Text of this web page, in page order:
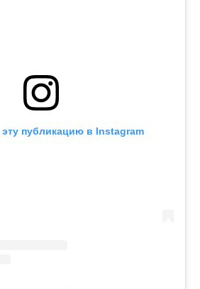
публикацию в Instagram